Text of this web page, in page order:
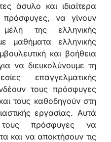
άσυλο και ιδιαίτερα
πρόσφυγες, να γίνουν
της ελληνικής
μαθήματα ελληνικής
και βοήθεια
να διευκολύνουμε τη
επαγγελματικής
τους πρόσφυγες
τους καθοδηγούν στη
εργασίας. Αυτά
πρόσφυγες να
και να αποκτήσουν τις